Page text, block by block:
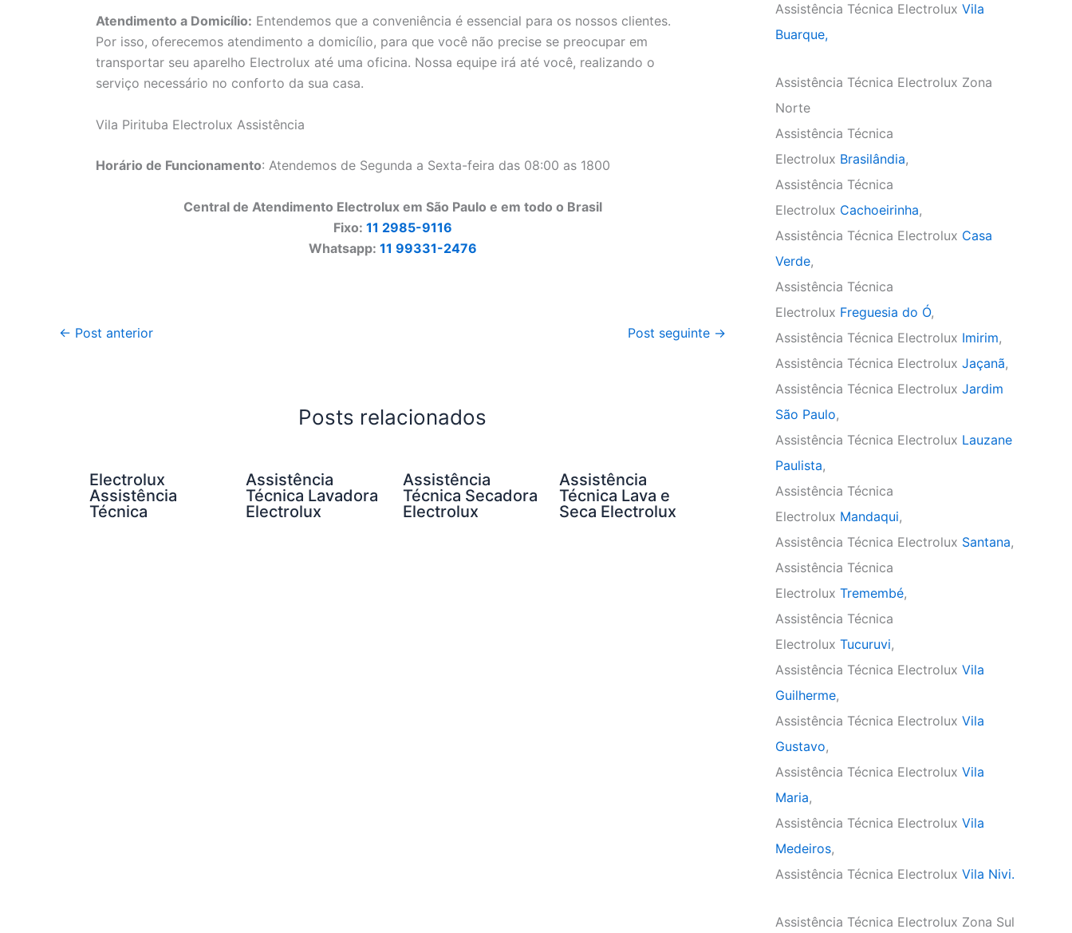
Atendimento a Domicílio: Entendemos que a conveniência é essencial para os nossos clientes.
Por isso, oferecemos atendimento a domicílio, para que você não precise se preocupar em
transportar seu aparelho Electrolux até uma oficina. Nossa equipe irá até você, realizando o
serviço necessário no conforto da sua casa.
Vila Pirituba Electrolux Assistência
Horário de Funcionamento: Atendemos de Segunda a Sexta-feira das 08:00 as 1800
Central de Atendimento Electrolux em São Paulo e em todo o Brasil
Fixo: 11 2985-9116
Whatsapp: 11 99331-2476
← Post anterior Post seguinte →
Posts relacionados
Electrolux
Assistência
Técnica
Assistência
Técnica Lavadora
Electrolux
Assistência
Técnica Secadora
Electrolux
Assistência
Técnica Lava e
Seca Electrolux
Assistência Técnica Electrolux Vila
Buarque,
Assistência Técnica Electrolux Zona
Norte
Assistência Técnica
Electrolux Brasilândia,
Assistência Técnica
Electrolux Cachoeirinha,
Assistência Técnica Electrolux Casa
Verde,
Assistência Técnica
Electrolux Freguesia do Ó,
Assistência Técnica Electrolux Imirim,
Assistência Técnica Electrolux Jaçanã,
Assistência Técnica Electrolux Jardim
São Paulo,
Assistência Técnica Electrolux Lauzane
Paulista,
Assistência Técnica
Electrolux Mandaqui,
Assistência Técnica Electrolux Santana,
Assistência Técnica
Electrolux Tremembé,
Assistência Técnica
Electrolux Tucuruvi,
Assistência Técnica Electrolux Vila
Guilherme,
Assistência Técnica Electrolux Vila
Gustavo,
Assistência Técnica Electrolux Vila
Maria,
Assistência Técnica Electrolux Vila
Medeiros,
Assistência Técnica Electrolux Vila Nivi.
Assistência Técnica Electrolux Zona Sul